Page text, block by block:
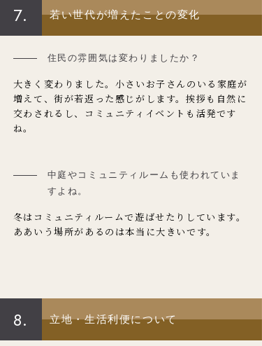
7. 若い世代が増えたことの変化
住民の雰囲気は変わりましたか？
大きく変わりました。小さいお子さんのいる家庭が
増えて、街が若返った感じがします。挨拶も自然に
交わされるし、コミュニティイベントも活発です
ね。
中庭やコミュニティルームも使われていま
すよね。
冬はコミュニティルームで遊ばせたりしています。
ああいう場所があるのは本当に大きいです。
8. 立地・生活利便について